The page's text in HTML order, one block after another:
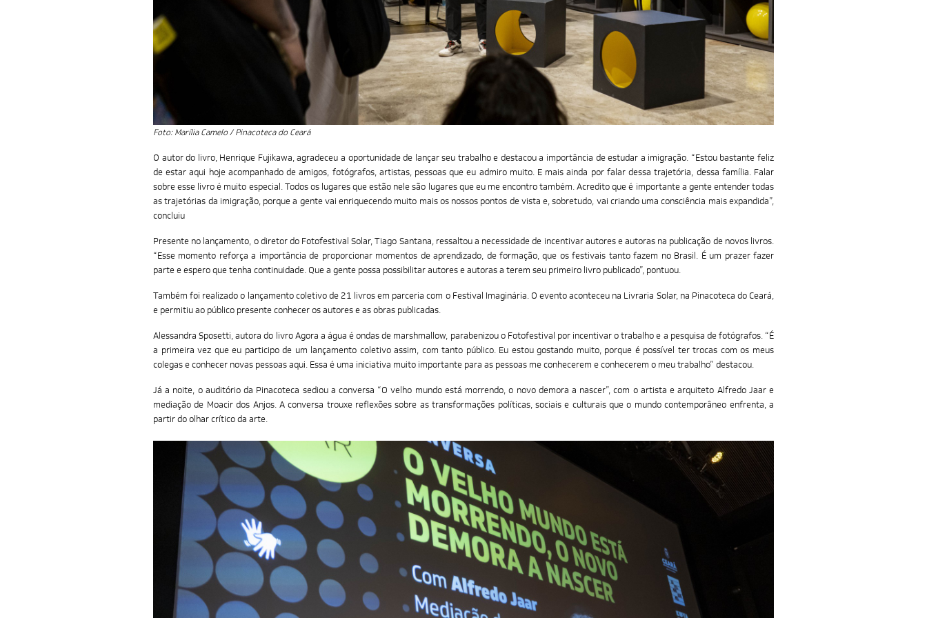
Foto: Marília Camelo / Pinacoteca do Ceará
O autor do livro, Henrique Fujikawa, agradeceu a oportunidade de lançar seu trabalho e destacou a importância de estudar a imigração. “Estou bastante feliz
de estar aqui hoje acompanhado de amigos, fotógrafos, artistas, pessoas que eu admiro muito. E mais ainda por falar dessa trajetória, dessa família. Falar
sobre esse livro é muito especial. Todos os lugares que estão nele são lugares que eu me encontro também. Acredito que é importante a gente entender todas
as trajetórias da imigração, porque a gente vai enriquecendo muito mais os nossos pontos de vista e, sobretudo, vai criando uma consciência mais expandida”,
concluiu
Presente no lançamento, o diretor do Fotofestival Solar, Tiago Santana, ressaltou a necessidade de incentivar autores e autoras na publicação de novos livros.
“Esse momento reforça a importância de proporcionar momentos de aprendizado, de formação, que os festivais tanto fazem no Brasil. É um prazer fazer
parte e espero que tenha continuidade. Que a gente possa possibilitar autores e autoras a terem seu primeiro livro publicado”, pontuou.
Também foi realizado o lançamento coletivo de 21 livros em parceria com o Festival Imaginária. O evento aconteceu na Livraria Solar, na Pinacoteca do Ceará,
e permitiu ao público presente conhecer os autores e as obras publicadas.
Alessandra Sposetti, autora do livro Agora a água é ondas de marshmallow, parabenizou o Fotofestival por incentivar o trabalho e a pesquisa de fotógrafos. “É
a primeira vez que eu participo de um lançamento coletivo assim, com tanto público. Eu estou gostando muito, porque é possível ter trocas com os meus
colegas e conhecer novas pessoas aqui. Essa é uma iniciativa muito importante para as pessoas me conhecerem e conhecerem o meu trabalho” destacou.
Já a noite, o auditório da Pinacoteca sediou a conversa “O velho mundo está morrendo, o novo demora a nascer”, com o artista e arquiteto Alfredo Jaar e
mediação de Moacir dos Anjos. A conversa trouxe reflexões sobre as transformações políticas, sociais e culturais que o mundo contemporâneo enfrenta, a
partir do olhar crítico da arte.